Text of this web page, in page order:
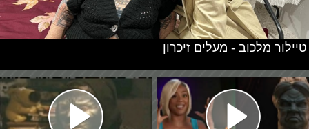
טיילור מלכוב - מעלים זיכרון